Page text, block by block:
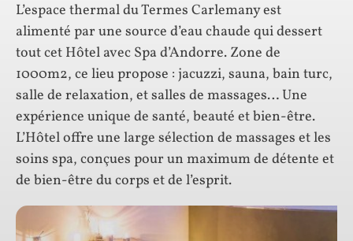
L’espace thermal du Termes Carlemany est
alimenté par une source d’eau chaude qui dessert
tout cet Hôtel avec Spa d’Andorre. Zone de
1000m2, ce lieu propose : jacuzzi, sauna, bain turc,
salle de relaxation, et salles de massages… Une
expérience unique de santé, beauté et bien-être.
L’Hôtel offre une large sélection de massages et les
soins spa, conçues pour un maximum de détente et
de bien-être du corps et de l’esprit.